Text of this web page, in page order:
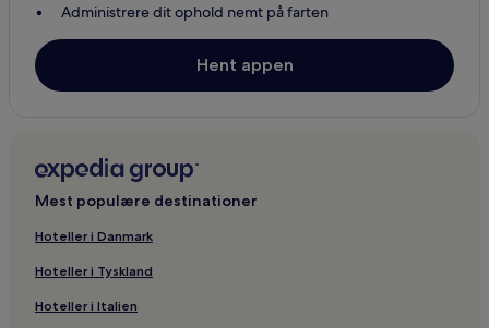
Administrere dit ophold nemt på farten
Hent appen
Mest populære destinationer
Hoteller i Danmark
Hoteller i Tyskland
Hoteller i Italien